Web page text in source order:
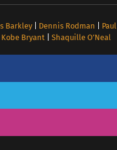
Barkley| Dennis Rodman
Paul
Kobe Bryant| Shaquille O’Neal